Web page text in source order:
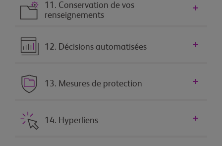
11. Conservation de vos
renseignements
12. Décisions automatisées
13. Mesures de protection
14. Hyperliens